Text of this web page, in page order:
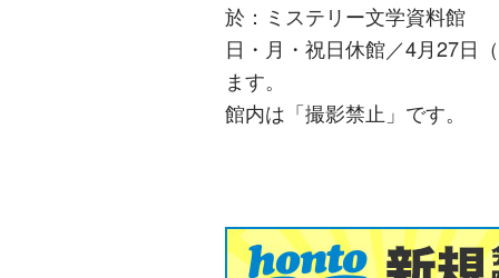
於：ミステリー文学資料館
日・月・祝日休館／4月27日
ます。
館内は「撮影禁止」です。